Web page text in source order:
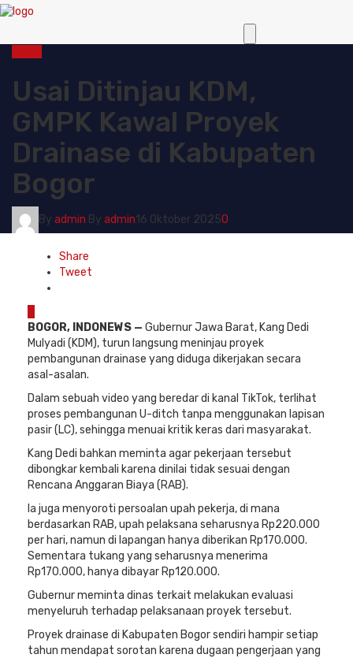
Usai Ditinjau KDM,
GMPK Kawal Proyek
Drainase di Kabupaten
Bogor
By admin By admin16 Oktober 20250
Share
Tweet
BOGOR, INDONEWS — Gubernur Jawa Barat, Kang Dedi
Mulyadi (KDM), turun langsung meninjau proyek
pembangunan drainase yang diduga dikerjakan secara
asal-asalan.
Dalam sebuah video yang beredar di kanal TikTok, terlihat
proses pembangunan U-ditch tanpa menggunakan lapisan
pasir (LC), sehingga menuai kritik keras dari masyarakat.
Kang Dedi bahkan meminta agar pekerjaan tersebut
dibongkar kembali karena dinilai tidak sesuai dengan
Rencana Anggaran Biaya (RAB).
Ia juga menyoroti persoalan upah pekerja, di mana
berdasarkan RAB, upah pelaksana seharusnya Rp220.000
per hari, namun di lapangan hanya diberikan Rp170.000.
Sementara tukang yang seharusnya menerima
Rp170.000, hanya dibayar Rp120.000.
Gubernur meminta dinas terkait melakukan evaluasi
menyeluruh terhadap pelaksanaan proyek tersebut.
Proyek drainase di Kabupaten Bogor sendiri hampir setiap
tahun mendapat sorotan karena dugaan pengerjaan yang